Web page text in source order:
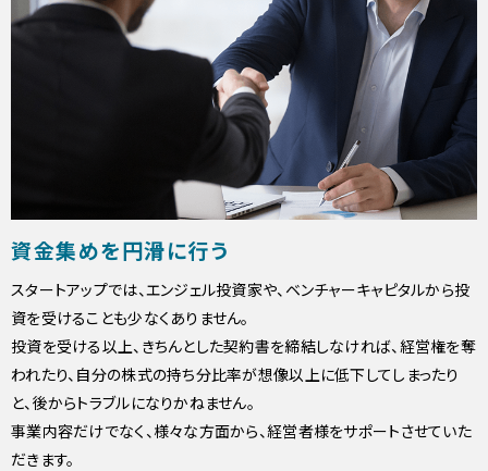
資金集めを円滑に行う
スタートアップでは、エンジェル投資家や、ベンチャーキャピタルから投
資を受けることも少なくありません。
投資を受ける以上、きちんとした契約書を締結しなければ、経営権を奪
われたり、自分の株式の持ち分比率が想像以上に低下してしまったり
と、後からトラブルになりかねません。
事業内容だけでなく、様々な方面から、経営者様をサポートさせていた
だきます。